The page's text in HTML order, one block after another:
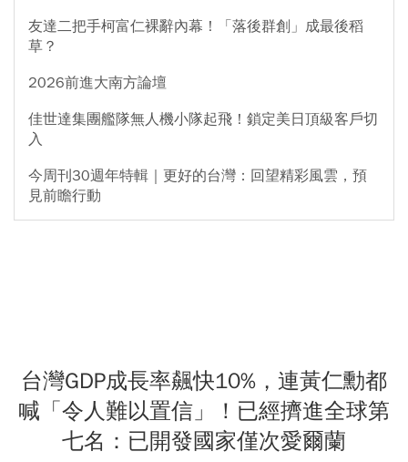
友達二把手柯富仁裸辭內幕！「落後群創」成最後稻
草？
2026前進大南方論壇
佳世達集團艦隊無人機小隊起飛！鎖定美日頂級客戶切
入
今周刊30週年特輯｜更好的台灣：回望精彩風雲，預
見前瞻行動
台灣GDP成長率飆快10%，連黃仁勳都
喊「令人難以置信」！已經擠進全球第
七名：已開發國家僅次愛爾蘭